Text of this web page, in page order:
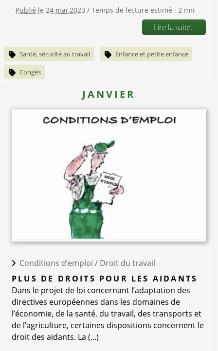
Publié le 24 mai 2023 / Temps de lecture estimé : 2 mn
Lire la suite..
Santé, sécurité au travail Enfance et petite enfance
Congés
JANVIER
Conditions d’emploi / Droit du travail
PLUS DE DROITS POUR LES AIDANTS
Dans le projet de loi concernant l’adaptation des
directives européennes dans les domaines de
l’économie, de la santé, du travail, des transports et
de l’agriculture, certaines dispositions concernent le
droit des aidants. La (...)